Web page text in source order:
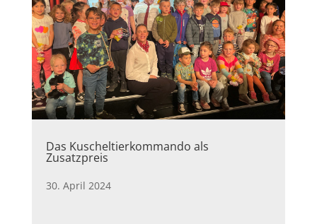
Das Kuscheltierkommando als
Zusatzpreis
30. April 2024